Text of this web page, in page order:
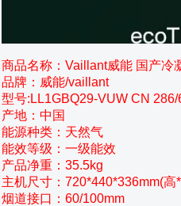
商品名称：Vaillant威能 国产
品牌：威能/vaillant
型号:LL1GBQ29-VUW CN
产地：中国
能源种类：天然气
能效等级：一级能效
产品净重：35.5kg
主机尺寸：720*440*336mm(高
烟道接口：60/100mm